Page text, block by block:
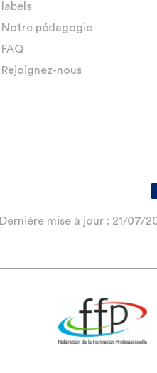
labels
Notre pédagogie
FAQ
Rejoignez-nous
Dernière mise à jour : 21/07/